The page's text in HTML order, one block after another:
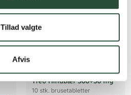
Tillad valgte
Afvis
Conaxess Trade Sweden AB (OTC)
Treo Hindbær 500+50 mg
10 stk. brusetabletter